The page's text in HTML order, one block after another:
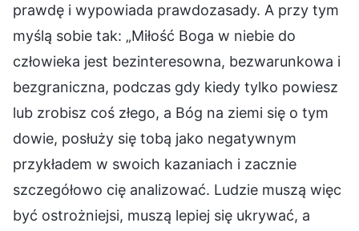
prawdę i wypowiada prawdozasady. A przy tym
myślą sobie tak: „Miłość Boga w niebie do
człowieka jest bezinteresowna, bezwarunkowa i
bezgraniczna, podczas gdy kiedy tylko powiesz
lub zrobisz coś złego, a Bóg na ziemi się o tym
dowie, posłuży się tobą jako negatywnym
przykładem w swoich kazaniach i zacznie
szczegółowo cię analizować. Ludzie muszą więc
być ostrożniejsi, muszą lepiej się ukrywać, a